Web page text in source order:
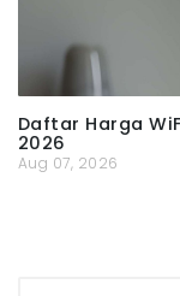
Daftar Harga
2026
Aug 07, 2026